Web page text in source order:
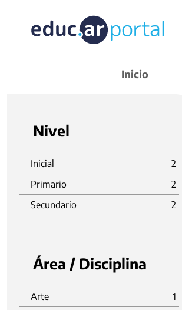
Inicio
Nivel
Inicial
2
Primario
2
Secundario
2
Área / Disciplina
Arte
1